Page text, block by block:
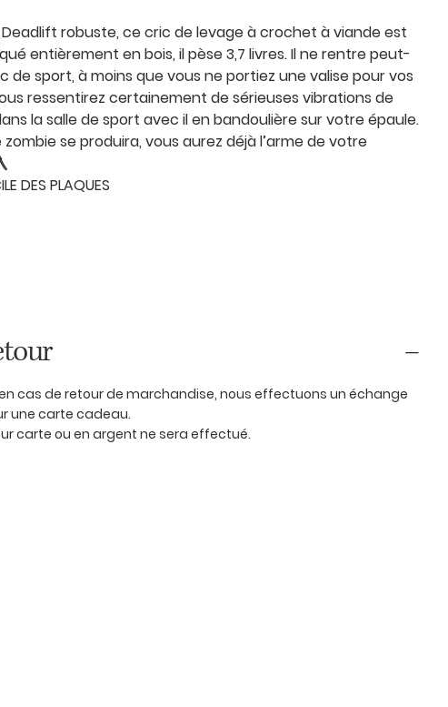
robuste, ce cric de levage à crochet à viande est
entièrement en bois, il pèse 3,7 livres. Il ne rentre peut-
de sport, à moins que vous ne portiez une valise pour vos
ressentirez certainement de sérieuses vibrations de
la salle de sport avec il en bandoulière sur votre épaule.
zombie se produira, vous aurez déjà l’arme de votre
DES PLAQUES
cas de retour de marchandise, nous effectuons un échange
une carte cadeau.
carte ou en argent ne sera effectué.